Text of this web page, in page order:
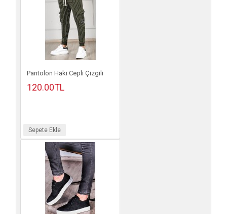
Pantolon Haki Cepli Çizgili
120.00TL
Sepete Ekle